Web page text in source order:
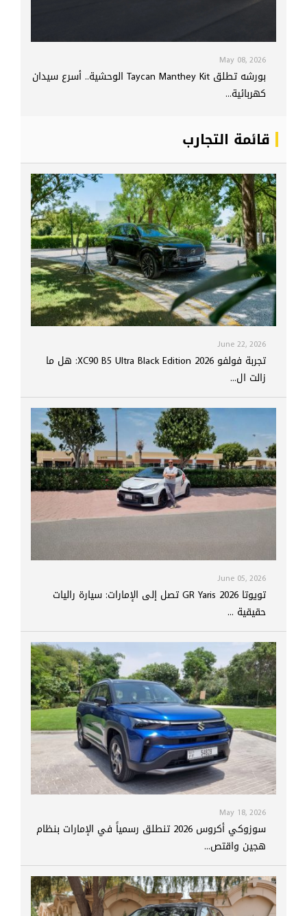
May 08, 2026
بورشه تطلق Taycan Manthey Kit الوحشية.. أسرع سيدان
كهربائية...
قائمة التجارب
June 22, 2026
تجربة فولفو XC90 B5 Ultra Black Edition 2026: هل ما
زالت ال...
June 05, 2026
تويوتا GR Yaris 2026 تصل إلى الإمارات: سيارة راليات
حقيقية ...
May 18, 2026
سوزوكي أكروس 2026 تنطلق رسمياً في الإمارات بنظام
هجين واقتص...